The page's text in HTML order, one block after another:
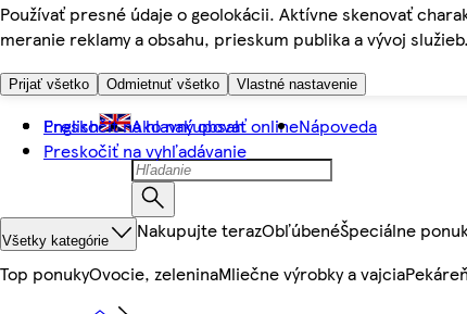
Používať presné údaje o geolokácii. Aktívne skenovať
meranie reklamy a obsahu, prieskum publika a vývoj služieb.
Prijať všetko Odmietnuť všetko Vlastné nastavenie
Preskočiť na hlavný obsah
Preskočiť na vyhľadávanie
English Ako nakupovať onlineNápoveda
Všetky kategórie Nakupujte terazObľúbenéŠpeciálne
Top ponukyOvocie, zeleninaMliečne výrobky a vajciaPekáreň